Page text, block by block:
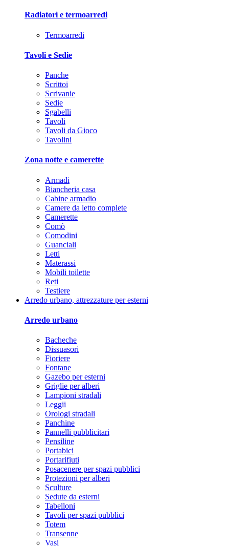
Radiatori e termoarredi
Termoarredi
Tavoli e Sedie
Panche
Scrittoi
Scrivanie
Sedie
Sgabelli
Tavoli
Tavoli da Gioco
Tavolini
Zona notte e camerette
Armadi
Biancheria casa
Cabine armadio
Camere da letto complete
Camerette
Comò
Comodini
Guanciali
Letti
Materassi
Mobili toilette
Reti
Testiere
Arredo urbano, attrezzature per esterni
Arredo urbano
Bacheche
Dissuasori
Fioriere
Fontane
Gazebo per esterni
Griglie per alberi
Lampioni stradali
Leggii
Orologi stradali
Panchine
Pannelli pubblicitari
Pensiline
Portabici
Portarifiuti
Posacenere per spazi pubblici
Protezioni per alberi
Sculture
Sedute da esterni
Tabelloni
Tavoli per spazi pubblici
Totem
Transenne
Vasi